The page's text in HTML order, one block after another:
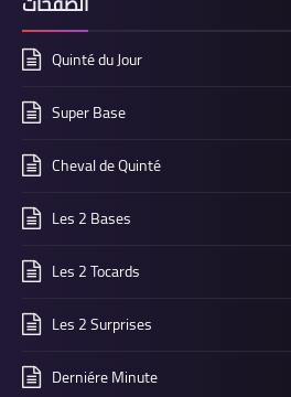
Quinté du Jour
Super Base
Cheval de Quinté
Les 2 Bases
Les 2 Tocards
Les 2 Surprises
Derniére Minute